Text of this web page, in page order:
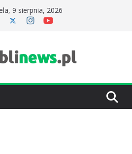
9 sierpnia, 2026